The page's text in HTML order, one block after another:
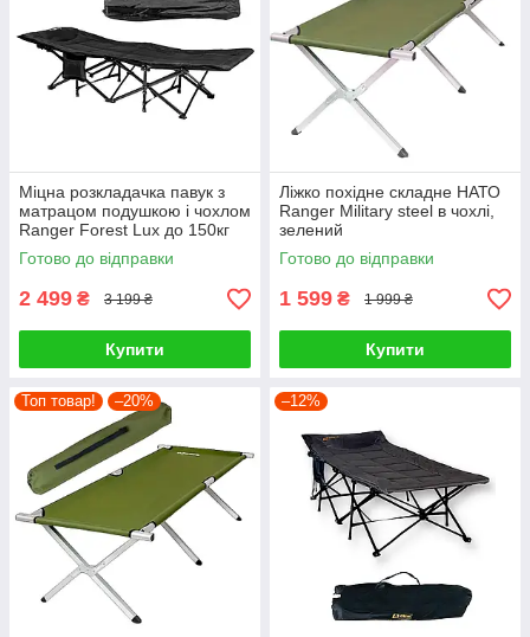
Міцна розкладачка павук з
матрацом подушкою і чохлом
Ranger Forest Lux до 150кг
Готово до відправки
2 499 ₴ 3 199 ₴
Купити
Ліжко похідне складне НАТО
Ranger Military steel в чохлі,
зелений
Готово до відправки
1 599 ₴ 1 999 ₴
Купити
Топ товар! –20% –12%